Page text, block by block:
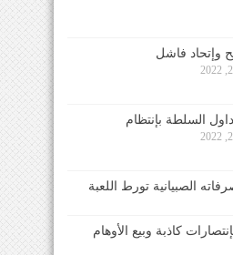
وإتحاد فاشل
السلطة بإنتظام
الصبيانية تورط اللعبة
كاذبة وبيع الأوهام